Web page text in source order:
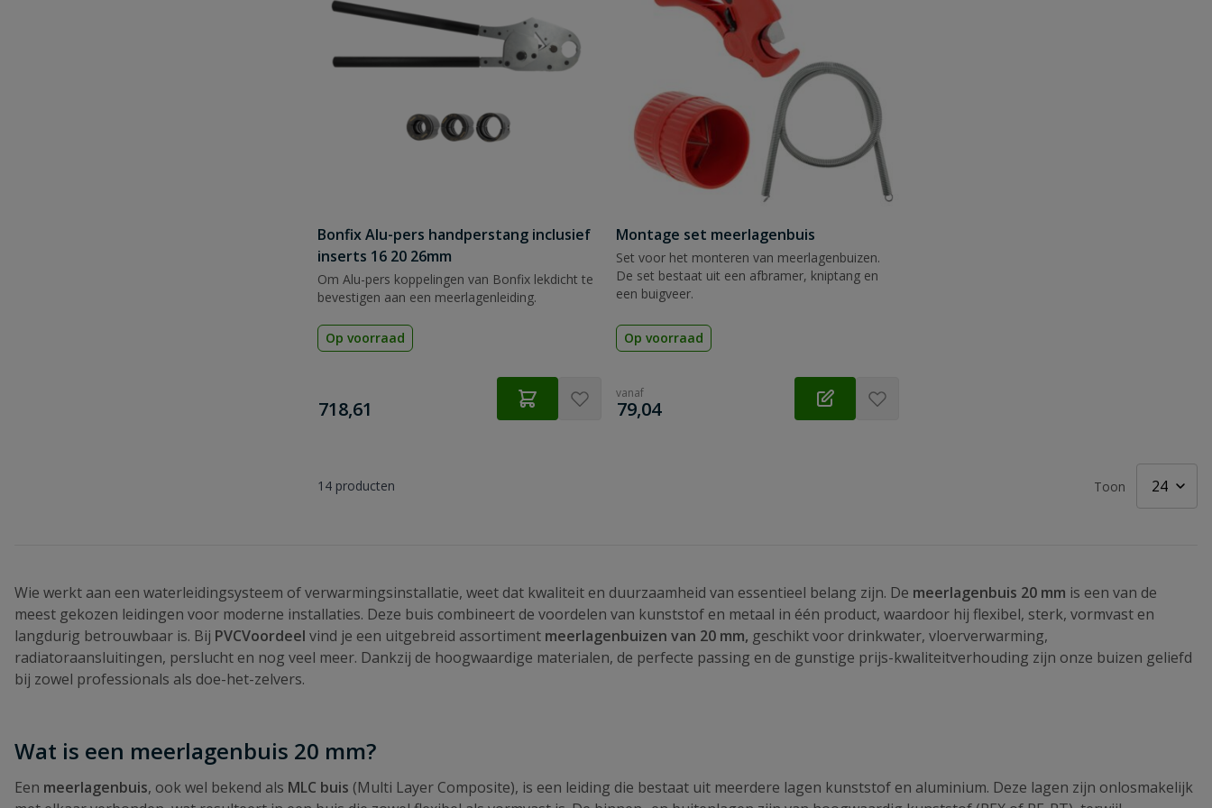
Bonfix Alu-pers handperstang inclusief
inserts 16 20 26mm
Om Alu-pers koppelingen van Bonfix lekdicht te
bevestigen aan een meerlagenleiding.
Op voorraad
€
718,61
Montage set meerlagenbuis
Set voor het monteren van meerlagenbuizen.
De set bestaat uit een afbramer, kniptang en
een buigveer.
Op voorraad
vanaf
€
79,04
14 producten Toon
Wie werkt aan een waterleidingsysteem of verwarmingsinstallatie, weet dat kwaliteit en duurzaamheid van essentieel belang zijn. De meerlagenbuis 20 mm is een van de
meest gekozen leidingen voor moderne installaties. Deze buis combineert de voordelen van kunststof en metaal in één product, waardoor hij flexibel, sterk, vormvast en
langdurig betrouwbaar is. Bij PVCVoordeel vind je een uitgebreid assortiment meerlagenbuizen van 20 mm, geschikt voor drinkwater, vloerverwarming,
radiatoraansluitingen, perslucht en nog veel meer. Dankzij de hoogwaardige materialen, de perfecte passing en de gunstige prijs-kwaliteitverhouding zijn onze buizen geliefd
bij zowel professionals als doe-het-zelvers.
Wat is een meerlagenbuis 20 mm?
Een meerlagenbuis, ook wel bekend als MLC buis (Multi Layer Composite), is een leiding die bestaat uit meerdere lagen kunststof en aluminium. Deze lagen zijn onlosmakelijk